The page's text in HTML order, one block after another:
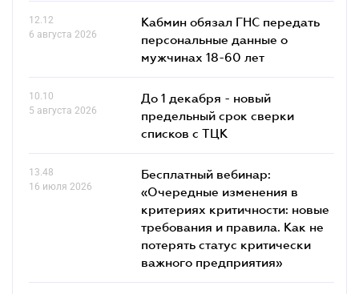
12.12
6 августа 2026
Кабмин обязал ГНС передать
персональные данные о
мужчинах 18-60 лет
10.10
5 августа 2026
До 1 декабря - новый
предельный срок сверки
списков c ТЦК
13.48
16 июля 2026
Бесплатный вебинар:
«Очередные изменения в
критериях критичности: новые
требования и правила. Как не
потерять статус критически
важного предприятия»